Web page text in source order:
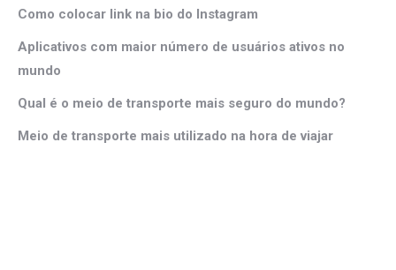
Como colocar link na bio do Instagram
Aplicativos com maior número de usuários ativos no
mundo
Qual é o meio de transporte mais seguro do mundo?
Meio de transporte mais utilizado na hora de viajar